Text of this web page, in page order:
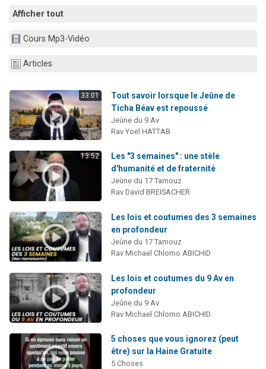
Afficher tout
Cours Mp3-Vidéo
Articles
33:01
Tout savoir lorsque le Jeûne de
Ticha Béav est repoussé
Jeûne du 9 Av
Rav Yoel HATTAB
13:52
Les "3 semaines" : une stèle
d'humanité et de fraternité
Jeûne du 17 Tamouz
Rav David BREISACHER
Les lois et coutumes des 3 semaines
en profondeur
Jeûne du 17 Tamouz
Rav Michael Chlomo ABICHID
Les lois et coutumes du 9 Av en
profondeur
Jeûne du 9 Av
Rav Michael Chlomo ABICHID
5 choses que vous ignorez (peut
être) sur la Haine Gratuite
5 Choses